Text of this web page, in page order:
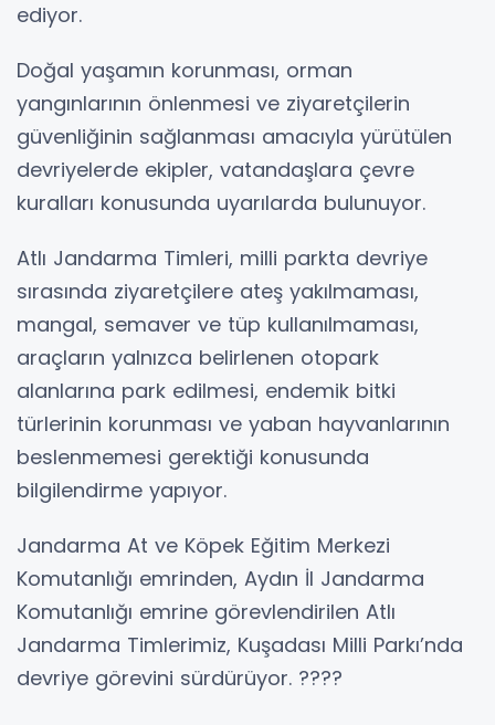
ediyor.
Doğal yaşamın korunması, orman
yangınlarının önlenmesi ve ziyaretçilerin
güvenliğinin sağlanması amacıyla yürütülen
devriyelerde ekipler, vatandaşlara çevre
kuralları konusunda uyarılarda bulunuyor.
Atlı Jandarma Timleri, milli parkta devriye
sırasında ziyaretçilere ateş yakılmaması,
mangal, semaver ve tüp kullanılmaması,
araçların yalnızca belirlenen otopark
alanlarına park edilmesi, endemik bitki
türlerinin korunması ve yaban hayvanlarının
beslenmemesi gerektiği konusunda
bilgilendirme yapıyor.
Jandarma At ve Köpek Eğitim Merkezi
Komutanlığı emrinden, Aydın İl Jandarma
Komutanlığı emrine görevlendirilen Atlı
Jandarma Timlerimiz, Kuşadası Milli Parkı’nda
devriye görevini sürdürüyor. ????